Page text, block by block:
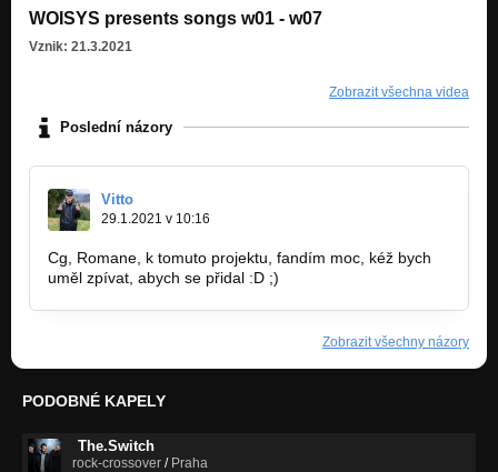
WOISYS presents songs w01 - w07
Vznik: 21.3.2021
Zobrazit všechna videa
Poslední názory
Vitto
29.1.2021 v 10:16
Cg, Romane, k tomuto projektu, fandím moc, kéž bych
uměl zpívat, abych se přidal :D ;)
Zobrazit všechny názory
PODOBNÉ KAPELY
The.Switch
rock-crossover / Praha